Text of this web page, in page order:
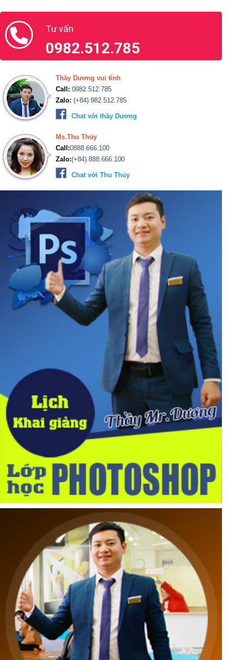
Tư vấn
0982.512.785
Thầy Dương vui tính
Call: 0982.512.785
Zalo: (+84).982.512.785
Chat với thầy Dương
Ms.Thu Thủy
Call:0888.666.100
Zalo:(+84).888.666.100
Chat với Thu Thủy